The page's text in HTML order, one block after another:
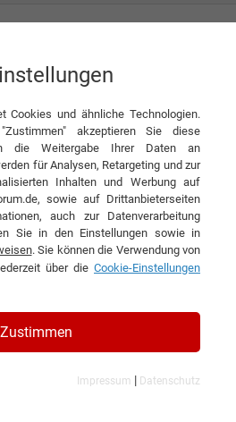
Cookies und ähnliche Technologien.
akzeptieren Sie diese
die Weitergabe Ihrer Daten an
für Analysen, Retargeting und zur
Inhalten und Werbung auf
sowie auf Drittanbieterseiten
auch zur Datenverarbeitung
Sie in den Einstellungen sowie in
. Sie können die Verwendung von
über die Cookie-Einstellungen
Zustimmen
Impressum | Datenschutz